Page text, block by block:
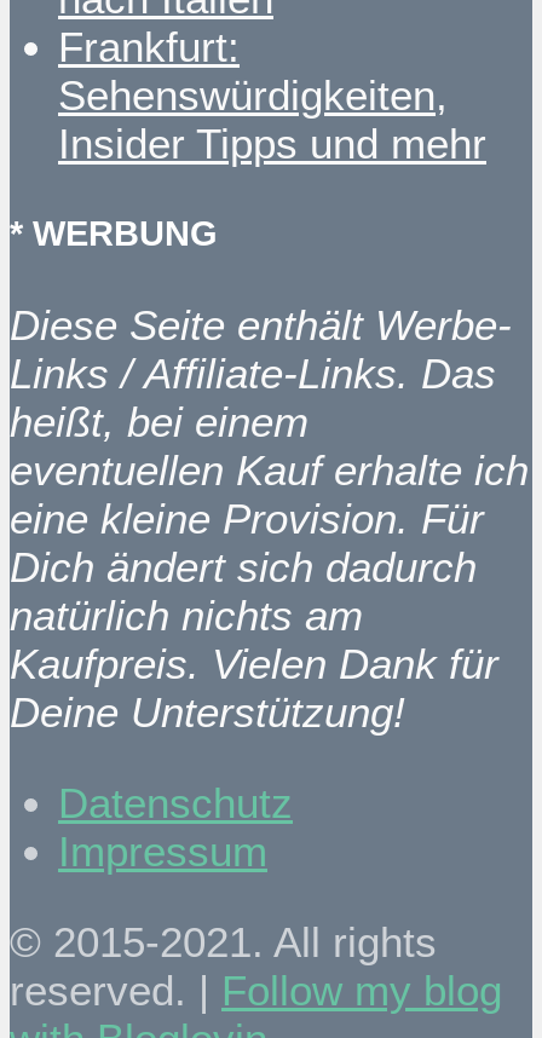
Frankfurt:
Sehenswürdigkeiten,
Insider Tipps und mehr
* WERBUNG
Diese Seite enthält Werbe-
Links / Affiliate-Links. Das
heißt, bei einem
eventuellen Kauf erhalte ich
eine kleine Provision. Für
Dich ändert sich dadurch
natürlich nichts am
Kaufpreis. Vielen Dank für
Deine Unterstützung!
Datenschutz
Impressum
© 2015-2021. All rights
reserved. | Follow my blog